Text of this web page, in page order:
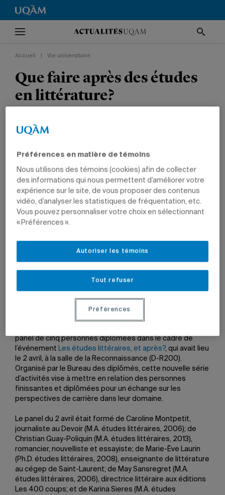
Accueil Vie universitaire
Que faire après des études
en littérature?
Un événement organisé par le Bureau des
diplômés se penche sur les perspectives de
carrière dans le domaine littéraire.
DIPLÔMÉS
Montpetit, May Sansregret et Karina Sieres. Photo: Benoit
Jean-François Ducharme
11 avril 2024 à 13 h 50
Quelles perspectives de carrière s’offrent après des
panel de cinq personnes diplômées dans le cadre de
l’événement Les études littéraires, et après?, qui avait lieu
le 2 avril, à la salle de la Reconnaissance (D-R200).
Organisé par le Bureau des diplômés, cette nouvelle série
d’activités vise à mettre en relation des personnes
finissantes et diplômées pour un échange sur les
perspectives de carrière dans leur domaine.
Le panel du 2 avril était formé de Caroline Montpetit,
journaliste au Devoir (M.A. études littéraires, 2006); de
Christian Guay-Poliquin (M.A. études littéraires, 2013),
romancier, nouvelliste et essayiste; de Marie-Ève Laurin
(Ph.D. études littéraires, 2008), enseignante de littérature
au cégep de Saint-Laurent; de May Sansregret (M.A.
études littéraires, 2006), directrice littéraire aux éditions
Les 400 coups; et de Karina Sieres (M.A. études
Préférences en matière de témoins
Nous utilisons des témoins (cookies) afin de collecter
des informations qui nous permettent d’améliorer votre
expérience sur le site, de vous proposer des contenus
vidéo, d’analyser les statistiques de fréquentation, etc.
Vous pouvez personnaliser votre choix en sélectionnant
« Préférences ».
Tout refuser
Autoriser les témoins
Préférences